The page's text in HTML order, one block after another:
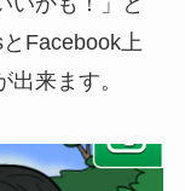
Facebook上
来ます。